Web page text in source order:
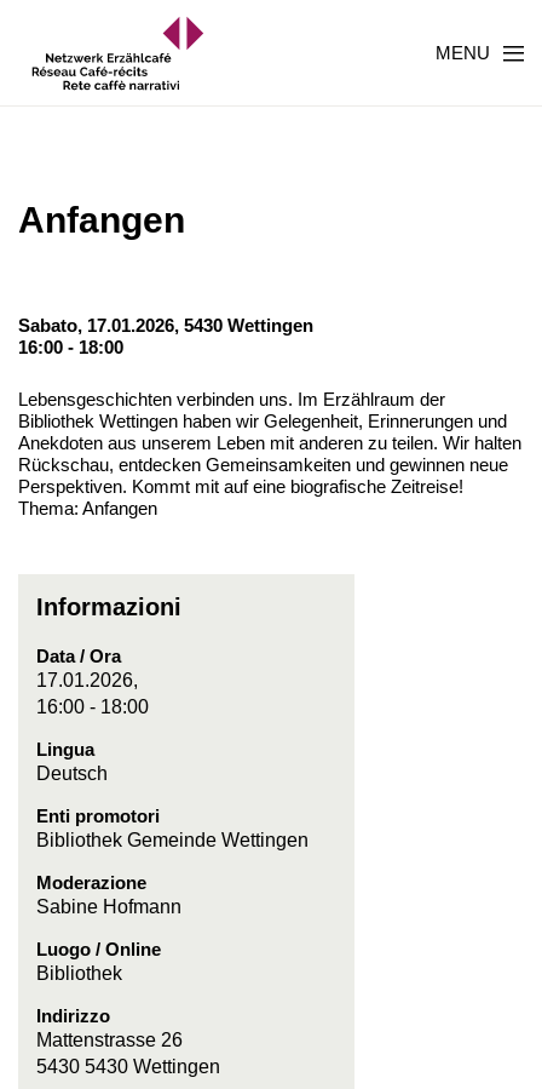
MENU
Anfangen
Sabato, 17.01.2026, 5430 Wettingen
16:00 - 18:00
Lebensgeschichten verbinden uns. Im Erzählraum der
Bibliothek Wettingen haben wir Gelegenheit, Erinnerungen und
Anekdoten aus unserem Leben mit anderen zu teilen. Wir halten
Rückschau, entdecken Gemeinsamkeiten und gewinnen neue
Perspektiven. Kommt mit auf eine biografische Zeitreise!
Thema: Anfangen
Informazioni
Data / Ora
17.01.2026,
16:00 - 18:00
Lingua
Deutsch
Enti promotori
Bibliothek Gemeinde Wettingen
Moderazione
Sabine Hofmann
Luogo / Online
Bibliothek
Indirizzo
Mattenstrasse 26
5430 5430 Wettingen